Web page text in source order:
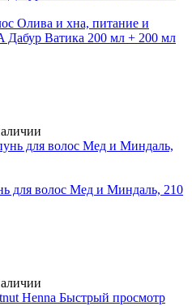
Олива и хна, питание и
Ватика 200 мл + 200 мл
для волос Мед и Миндаль, 210
Быстрый просмотр